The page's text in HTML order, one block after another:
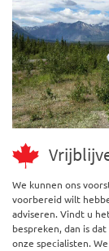
We kunnen ons
voorbereid wilt
adviseren. Vindt u
bespreken, dan is
onze specialisten.